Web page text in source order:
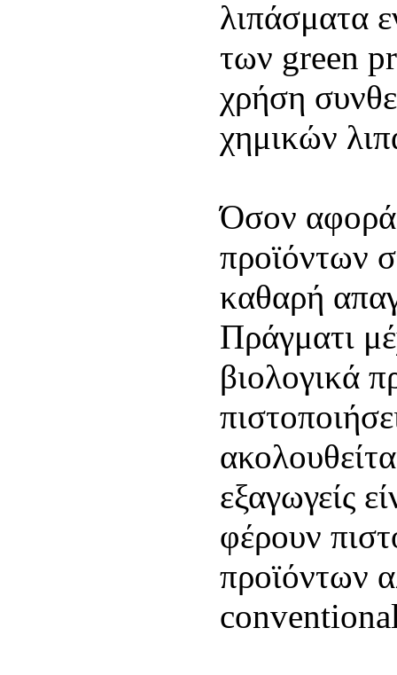
λιπάσματα
των green
χρήση
χημικών
Όσον αφορά
προϊόντων
καθαρή
Πράγματι
βιολογικά
εξαγωγείς
φέρουν
προϊόντων